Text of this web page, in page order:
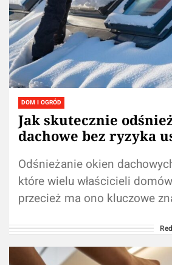
DOM I OGRÓD
Jak skutecznie
dachowe bez ryzyka
Odśnieżanie okien
które wielu właścicieli
przecież ma ono kluczowe
Regularne usuwanie śniegu...